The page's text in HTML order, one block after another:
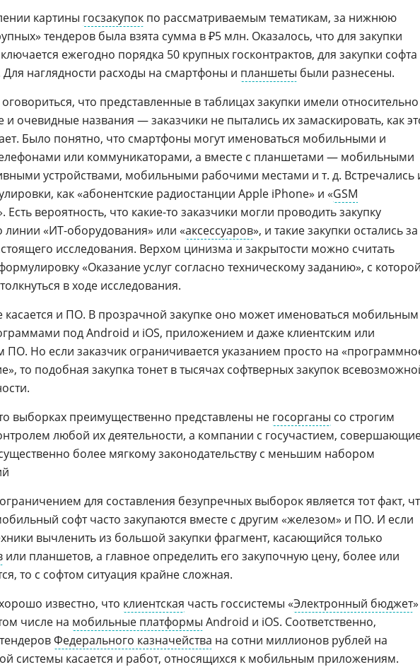
картины госзакупок по рассматриваемым тематикам, за нижнюю
тендеров была взята сумма в ₽5 млн. Оказалось, что для закупки
ежегодно порядка 50 крупных госконтрактов, для закупки софта
наглядности расходы на смартфоны и планшеты были разнесены.
оговориться, что представленные в таблицах закупки имели относительно
и очевидные названия — заказчики не пытались их замаскировать, как
Было понятно, что смартфоны могут именоваться мобильными и
или коммуникаторами, а вместе с планшетами — мобильными
устройствами, мобильными рабочими местами и т. д. Встречались
как «абонентские радиостанции Apple iPhone» и «GSM
Есть вероятность, что какие-то заказчики могли проводить закупку
линии «ИТ-оборудования» или «аксессуаров», и такие закупки остались за
исследования. Верхом цинизма и закрытости можно считать
«Оказание услуг согласно техническому заданию», с
в ходе исследования.
касается и ПО. В прозрачной закупке оно может именоваться мобильным
под Android и iOS, приложением и даже клиентским или
ПО. Но если заказчик ограничивается указанием просто на
то подобная закупка тонет в тысячах софтверных закупок
выборках преимущественно представлены не госорганы со строгим
любой их деятельности, а компании с госучастием,
более мягкому законодательству с меньшим набором
для составления безупречных выборок является тот факт,
софт часто закупаются вместе с другим «железом» и ПО. И если
вычленить из большой закупки фрагмент, касающийся только
или планшетов, а главное определить его закупочную цену, более или
то с софтом ситуация крайне сложная.
известно, что клиентская часть госсистемы «Электронный бюджет»
числе на мобильные платформы Android и iOS. Соответственно,
Федерального казначейства на сотни миллионов рублей на
системы касается и работ, относящихся к мобильным приложениям.